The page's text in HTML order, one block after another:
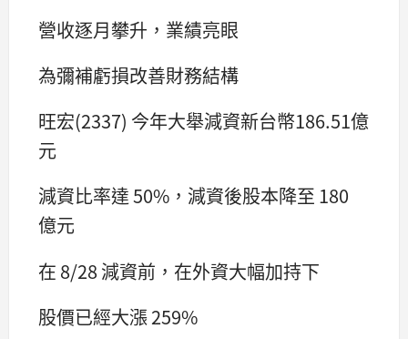
營收逐月攀升，業績亮眼
為彌補虧損改善財務結構
旺宏(2337) 今年大舉減資新台幣186.51億
元
減資比率達 50%，減資後股本降至 180
億元
在 8/28 減資前，在外資大幅加持下
股價已經大漲 259%